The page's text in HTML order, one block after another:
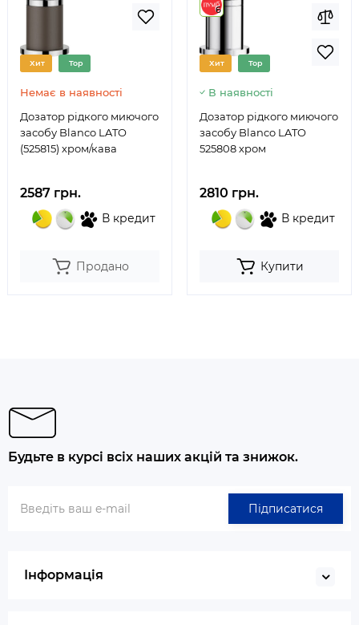
Хит Top
Немає в наявності
Дозатор рідкого миючого
засобу Blanco LATO
(525815) хром/кава
2587 грн.
В кредит
Продано
6
Хит Top
В наявності
Дозатор рідкого миючого
засобу Blanco LATO
525808 хром
2810 грн.
В кредит
Купити
Будьте в курсі всіх наших акцій та знижок.
Підписатися
Інформація